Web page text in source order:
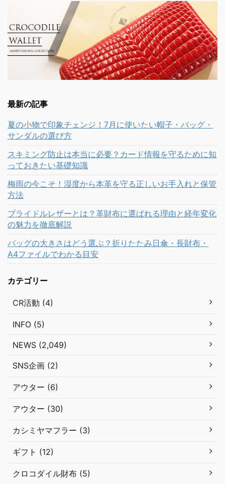
最新の記事
夏の小物で印象チェンジ！7月に使いたい帽子・バッグ・
サンダルの選び方
スキミング防止は本当に必要？カード情報を守るために知
っておきたい基礎知識
梅雨の今こそ！湿度から本革を守る正しいお手入れと保管
方法
ブライドルレザーとは？革財布に選ばれる理由と経年変化
の魅力を徹底解説
バッグの大きさはどう選ぶ？折りたたみ日傘・長財布・
A4ファイルでわかる目安
カテゴリー
CR活動 (4)
INFO (5)
NEWS (2,049)
SNS企画 (2)
アウター (6)
アウター (30)
カシミヤマフラー (3)
ギフト (12)
クロコダイル財布 (5)